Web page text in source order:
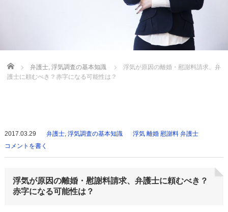
Home 弁護士, 浮気調査の基本知識
浮気が原因の離婚・慰謝料請求、弁
護士に頼むべき？赤字になる可能性は？
2017.03.29 弁護士, 浮気調査の基本知識
浮気 離婚 慰謝料 弁護士
コメントを書く
浮気が原因の離婚・慰謝料請求、弁護士に頼むべき？
赤字になる可能性は？